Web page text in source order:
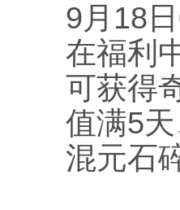
9月18
在福利
可获得
值满5
混元石